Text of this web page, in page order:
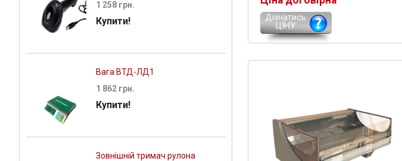
1 258 грн.
Купити!
Вага ВТД-ЛД1
1 862 грн.
Купити!
Зовнішній тримач рулона
Дізнатись
ЦІНУ